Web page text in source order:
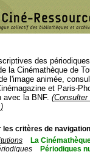
des
la Cinémathèque de
l'image animée,
et Paris-
avec la BNF.
les critères de
La
Périodiques